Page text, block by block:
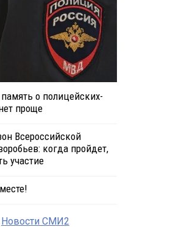
о полицейских-
проще
Всероссийской
когда пройдет,
участие
Новости СМИ2